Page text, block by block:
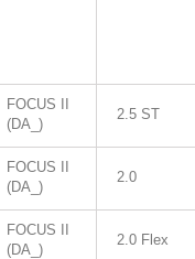
FOCUS II
(DA_)
2.5 ST
FOCUS II
(DA_)
2.0
FOCUS II
(DA_)
2.0 Flex